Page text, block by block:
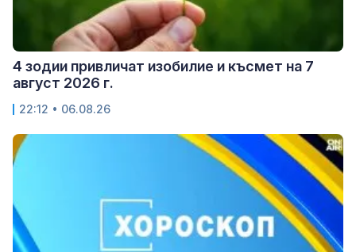
4 зодии привличат изобилие и късмет на 7
август 2026 г.
22:12 • 06.08.26